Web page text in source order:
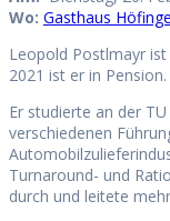
Wo: Gasthaus
Leopold Postlmayr
2021 ist er in Pension.
Er studierte an der
verschiedenen
Turnaround- und
durch und leitete